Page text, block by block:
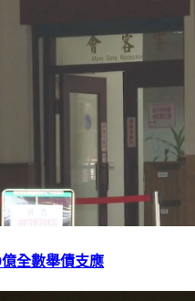
全數舉債支應